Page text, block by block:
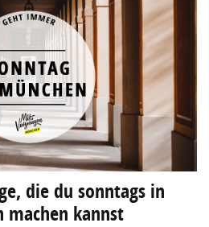
die du sonntags in
machen kannst